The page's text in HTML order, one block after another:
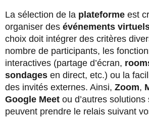
La sélection de la plateforme est
organiser des événements
choix doit intégrer des critères
nombre de participants, les
interactives (partage d’écran,
sondages en direct, etc.) ou la
des invités externes. Ainsi, Zoom,
Google Meet ou d’autres
peuvent prendre le relais suivant